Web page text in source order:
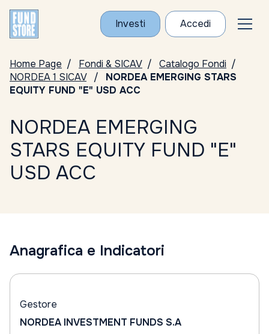
Investi Accedi
Home Page Fondi & SICAV
Catalogo Fondi
NORDEA 1 SICAV
NORDEA EMERGING STARS
EQUITY FUND "E" USD ACC
NORDEA EMERGING
STARS EQUITY FUND "E"
USD ACC
Anagrafica e Indicatori
Gestore
NORDEA INVESTMENT FUNDS S.A